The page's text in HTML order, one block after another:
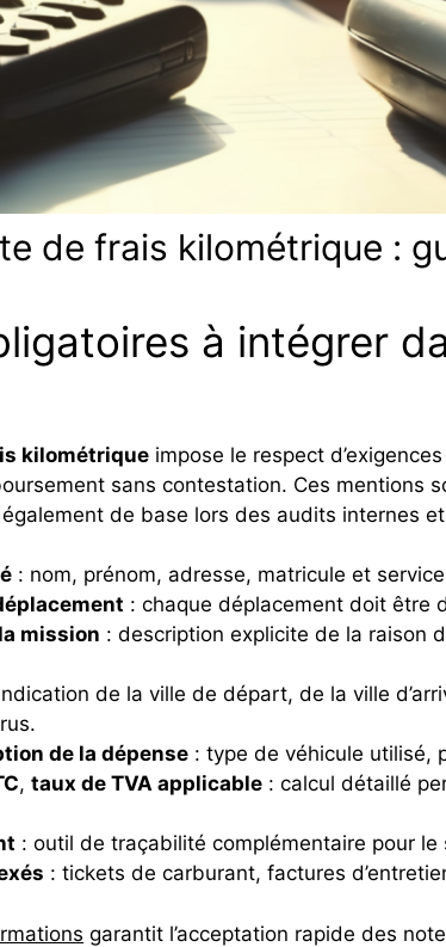
de frais kilométrique :
à intégrer
kilométrique impose le respect
sans contestation. Ces mentions
de base lors des audits internes
: nom, prénom, adresse, matricule et
: chaque déplacement doit être
mission : description explicite de la raison
de la ville de départ, de la ville
de la dépense : type de véhicule utilisé,
, taux de TVA applicable : calcul détaillé
: outil de traçabilité complémentaire pour le
: tickets de carburant, factures
garantit l’acceptation rapide des